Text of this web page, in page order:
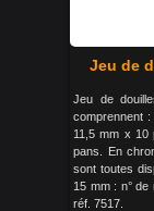
Jeu de
Jeu de
comprennent :
11,5 mm x
pans. En
sont toutes
15 mm : n° de
réf. 7517.